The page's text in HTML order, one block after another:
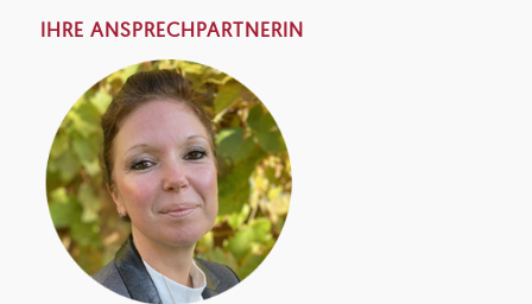
IHRE ANSPRECHPARTNERIN